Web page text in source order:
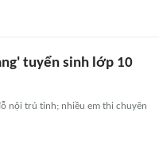
tuyển sinh lớp 10
nội trú tỉnh; nhiều em thi chuyên